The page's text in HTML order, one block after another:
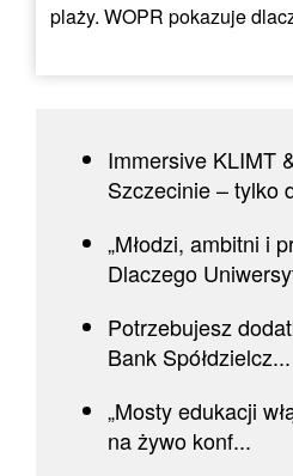
plaży. WOPR pokazuje
Immersive KLIMT
Szczecinie – tylko
„Młodzi, ambitni i
Dlaczego
Potrzebujesz
Bank Spółdzielcz...
„Mosty edukacji
na żywo konf...